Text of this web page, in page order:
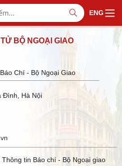
NAM
AFFAIRS
ENG
BỘ NGOẠI GIAO
Chí - Bộ Ngoại Giao
Đình, Hà Nội
tin Báo chí - Bộ Ngoại giao